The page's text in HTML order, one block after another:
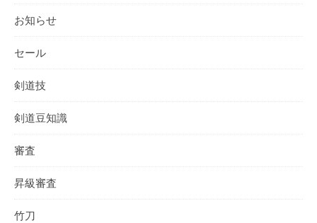
お知らせ
セール
剣道技
剣道豆知識
審査
昇級審査
竹刀